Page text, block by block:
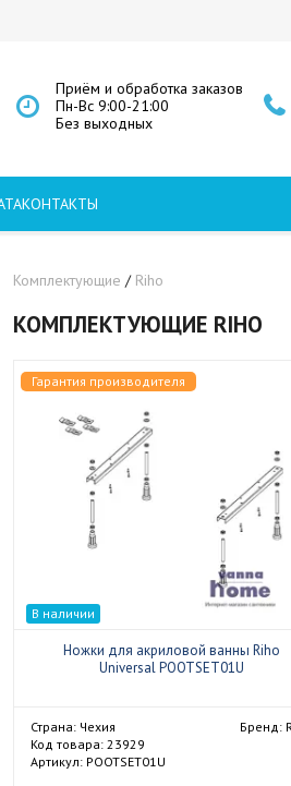
Приём и обработка заказов
Пн-Вс 9:00-21:00
Без выходных
КОНТАКТЫ
Комплектующие / Riho
КОМПЛЕКТУЮЩИЕ RIHO
Гарантия производителя
В наличии
Ножки для акриловой ванны Riho
Universal POOTSET01U
Страна: Чехия
Бренд:
Код товара: 23929
Артикул: POOTSET01U